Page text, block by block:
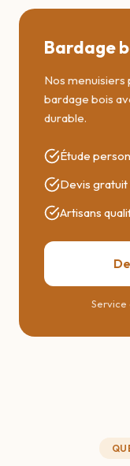
Bardage
Nos
bardage bois
durable.
Étude
Devis gratuit
Artisans